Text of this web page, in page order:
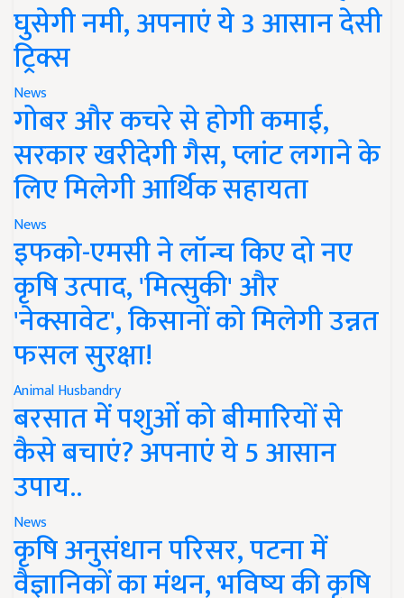
घुसेगी नमी, अपनाएं ये 3 आसान देसी
ट्रिक्स
News
गोबर और कचरे से होगी कमाई,
सरकार खरीदेगी गैस, प्लांट लगाने के
लिए मिलेगी आर्थिक सहायता
News
इफको-एमसी ने लॉन्च किए दो नए
कृषि उत्पाद, 'मित्सुकी' और
'नेक्सावेट', किसानों को मिलेगी उन्नत
फसल सुरक्षा!
Animal Husbandry
बरसात में पशुओं को बीमारियों से
कैसे बचाएं? अपनाएं ये 5 आसान
उपाय..
News
कृषि अनुसंधान परिसर, पटना में
वैज्ञानिकों का मंथन, भविष्य की कृषि